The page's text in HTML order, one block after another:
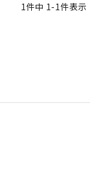
1件中 1-1件表示